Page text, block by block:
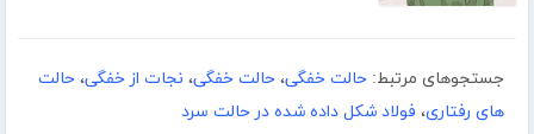
جستجوهای مرتبط: حالت خفگی، حالت خفگی، نجات از خفگی، حالت
های رفتاری، فولاد شکل داده شده در حالت سرد